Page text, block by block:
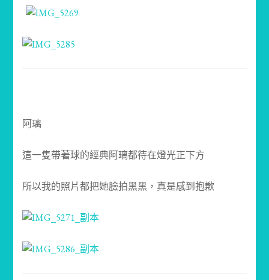
阿璃
這一隻帶著球的經典阿璃都待在燈光正下方
所以我的照片都把她臉拍黑黑，真是感到抱歉